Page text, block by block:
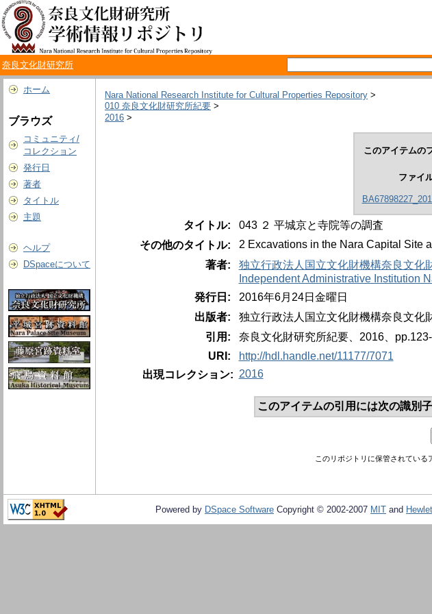
奈良文化財研究所
ホーム
ブラウズ
コミュニティ/
コレクション
発行日
著者
タイトル
主題
ヘルプ
DSpaceについて
Nara National Research Institute for Cultural Properties Repository >
010 奈良文化財研究所紀要 >
2016 >
このアイテムの
ファイ
タイトル:
043 ２ 平城京と寺院等の調査
その他のタイトル:
2 Excavations in the Nara Capital Site
著者:
独立行政法人国立文化財機構奈良文化
Independent Administrative Institution
発行日:
2016年6月24日金曜日
出版者:
独立行政法人国立文化財機構奈良文化
引用:
奈良文化財研究所紀要、2016、
URI:
http://hdl.handle.net/11177/7071
出現コレクション: 2016
このアイテムの引用には次の識別
このリポジトリに保管されている
Powered by DSpace Software Copyright © 2002-2007 MIT and